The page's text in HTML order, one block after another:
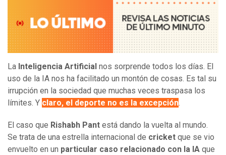
La Inteligencia Artificial nos sorprende todos los días. El
uso de la IA nos ha facilitado un montón de cosas. Es tal su
irrupción en la sociedad que muchas veces traspasa los
límites. Y claro, el deporte no es la excepción.
El caso que Rishabh Pant está dando la vuelta al mundo.
Se trata de una estrella internacional de cricket que se vio
envuelto en un particular caso relacionado con la IA que